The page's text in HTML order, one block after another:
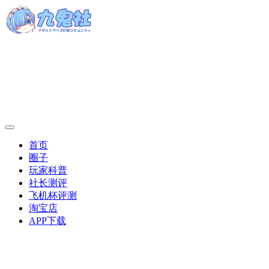
首页
圈子
玩家科普
社长测评
飞机杯评测
淘宝店
APP下载